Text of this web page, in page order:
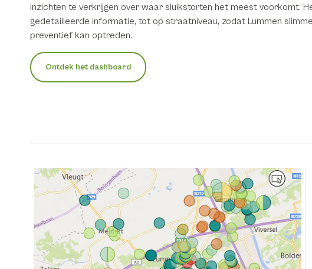
inzichten te verkrijgen over waar sluikstorten het meest voorkomt.
gedetailleerde informatie, tot op straatniveau, zodat Lummen
preventief kan optreden.
Ontdek het dashboard